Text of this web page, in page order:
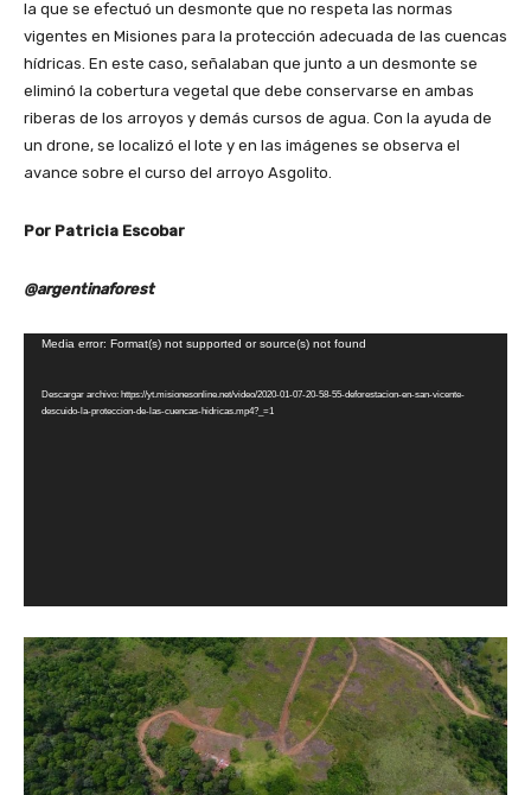
la que se efectuó un desmonte que no respeta las normas
vigentes en Misiones para la protección adecuada de las cuencas
hídricas. En este caso, señalaban que junto a un desmonte se
eliminó la cobertura vegetal que debe conservarse en ambas
riberas de los arroyos y demás cursos de agua. Con la ayuda de
un drone, se localizó el lote y en las imágenes se observa el
avance sobre el curso del arroyo Asgolito.
Por Patricia Escobar
@argentinaforest
d
e
v
í
d
e
Media error: Format(s) not supported or source(s) not found
Descargar archivo: https://yt.misionesonline.net/video/2020-01-07-20-58-55-deforestacion-en-san-vicente-
descuido-la-proteccion-de-las-cuencas-hidricas.mp4?_=1